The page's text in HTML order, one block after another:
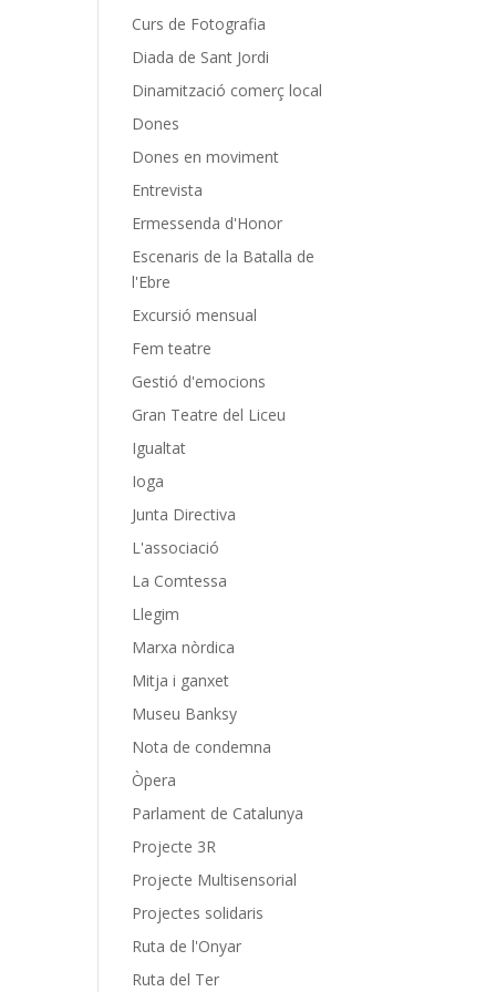
Curs de Fotografia
Diada de Sant Jordi
Dinamització comerç local
Dones
Dones en moviment
Entrevista
Ermessenda d'Honor
Escenaris de la Batalla de
l'Ebre
Excursió mensual
Fem teatre
Gestió d'emocions
Gran Teatre del Liceu
Igualtat
Ioga
Junta Directiva
L'associació
La Comtessa
Llegim
Marxa nòrdica
Mitja i ganxet
Museu Banksy
Nota de condemna
Òpera
Parlament de Catalunya
Projecte 3R
Projecte Multisensorial
Projectes solidaris
Ruta de l'Onyar
Ruta del Ter